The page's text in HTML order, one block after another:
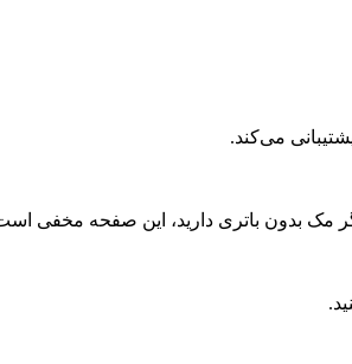
مک بدون باتری دارید، این صفحه مخفی